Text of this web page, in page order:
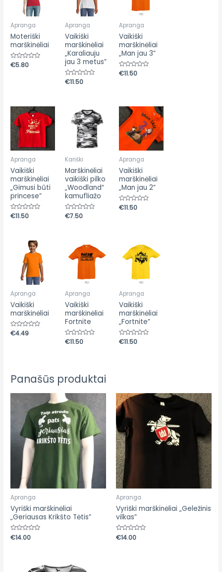
Apranga
Moteriški
marškinėliai
Įvertinimas:
0
€5.80
Apranga
Vaikiški
marškinėliai
„Karaliauju
jau 3 metus”
Įvertinimas:
0
€11.50
Apranga
Vaikiški
marškinėliai
„Man jau 3”
Įvertinimas:
0
€11.50
Apranga
Vaikiški
marškinėliai
„Gimusi būti
princese”
Įvertinimas:
0
€11.50
Kariški
Marškinėliai
vaikiški pilko
„Woodland“
kamufliažo
Įvertinimas:
0
€7.50
Apranga
Vaikiški
marškinėliai
„Man jau 2”
Įvertinimas:
0
€11.50
Apranga
Vaikiški
marškinėliai
Įvertinimas:
0
€4.49
Apranga
Vaikiški
marškinėliai
Fortnite
Įvertinimas:
0
€11.50
Apranga
Vaikiški
marškinėliai
„Fortnite”
Įvertinimas:
0
€11.50
Panašūs produktai
Apranga
Vyriški marškinėliai
„Geriausas Krikšto Tėtis”
Įvertinimas:
0
€14.00
Apranga
Vyriški marškinėliai „Geležinis
vilkas”
Įvertinimas:
0
€14.00